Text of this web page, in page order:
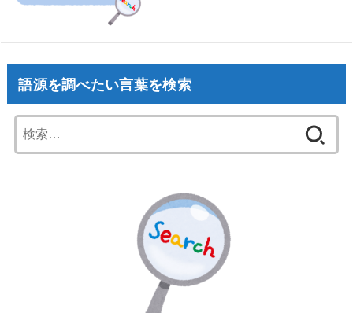
語源を調べたい言葉を検索
索: